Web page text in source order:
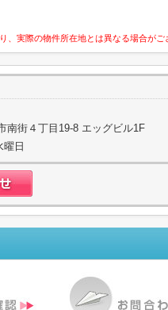
実際の物件所在地とは異なる場合がご
南街４丁目19-8 エッグビル1F
日